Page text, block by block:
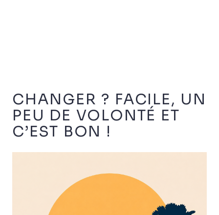
CHANGER ? FACILE, UN
PEU DE VOLONTÉ ET
C’EST BON !